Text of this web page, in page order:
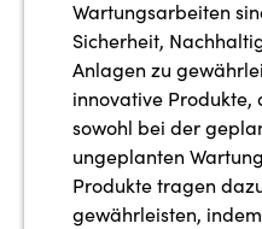
Wartungsarbeiten
Sicherheit,
Anlagen zu
innovative Produkte,
sowohl bei der
ungeplanten
Produkte tragen
gewährleisten,